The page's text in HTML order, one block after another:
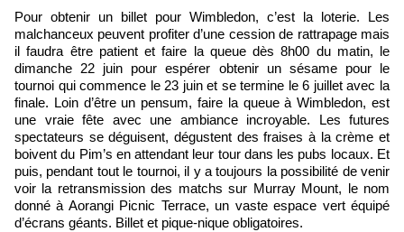
Pour obtenir un billet pour Wimbledon, c’est la loterie. Les
malchanceux peuvent profiter d’une cession de rattrapage mais
il faudra être patient et faire la queue dès 8h00 du matin, le
dimanche 22 juin pour espérer obtenir un sésame pour le
tournoi qui commence le 23 juin et se termine le 6 juillet avec la
finale. Loin d’être un pensum, faire la queue à Wimbledon, est
une vraie fête avec une ambiance incroyable. Les futures
spectateurs se déguisent, dégustent des fraises à la crème et
boivent du Pim’s en attendant leur tour dans les pubs locaux. Et
puis, pendant tout le tournoi, il y a toujours la possibilité de venir
voir la retransmission des matchs sur Murray Mount, le nom
donné à Aorangi Picnic Terrace, un vaste espace vert équipé
d’écrans géants. Billet et pique-nique obligatoires.